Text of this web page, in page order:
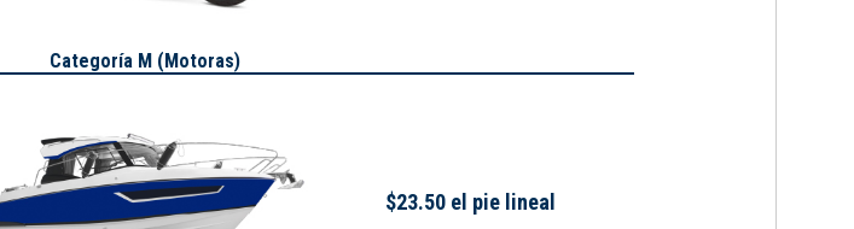
Categoría M (Motoras)
$23.50 el pie lineal